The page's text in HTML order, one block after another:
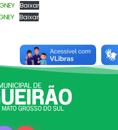
Baixar
Baixar